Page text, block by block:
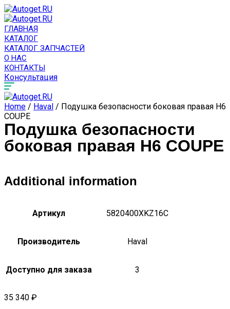
ГЛАВНАЯ
КАТАЛОГ
КАТАЛОГ ЗАПЧАСТЕЙ
О НАС
КОНТАКТЫ
Консультация
Home / Haval / Подушка безопасности боковая правая H6
COUPE
Подушка безопасности
боковая правая H6 COUPE
Additional information
Артикул 5820400XKZ16C
Производитель Haval
Доступно для заказа 3
35 340 ₽